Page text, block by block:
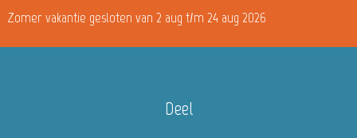
Zomer vakantie gesloten van 2 aug t/m 24 aug 2026
Deel